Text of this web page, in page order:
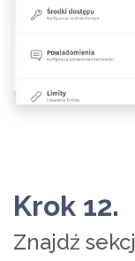
Krok 12.
Znajdź